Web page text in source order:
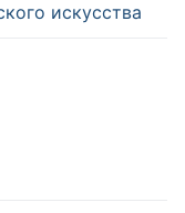
искусства